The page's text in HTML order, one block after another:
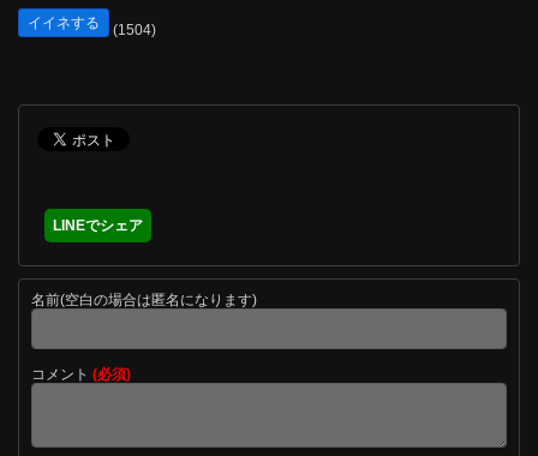
イイネする (1504)
LINEでシェア
名前(空白の場合は匿名になります)
コメント (必須)